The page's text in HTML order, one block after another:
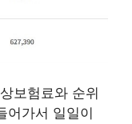
보험료와 순위
어가서 일일이